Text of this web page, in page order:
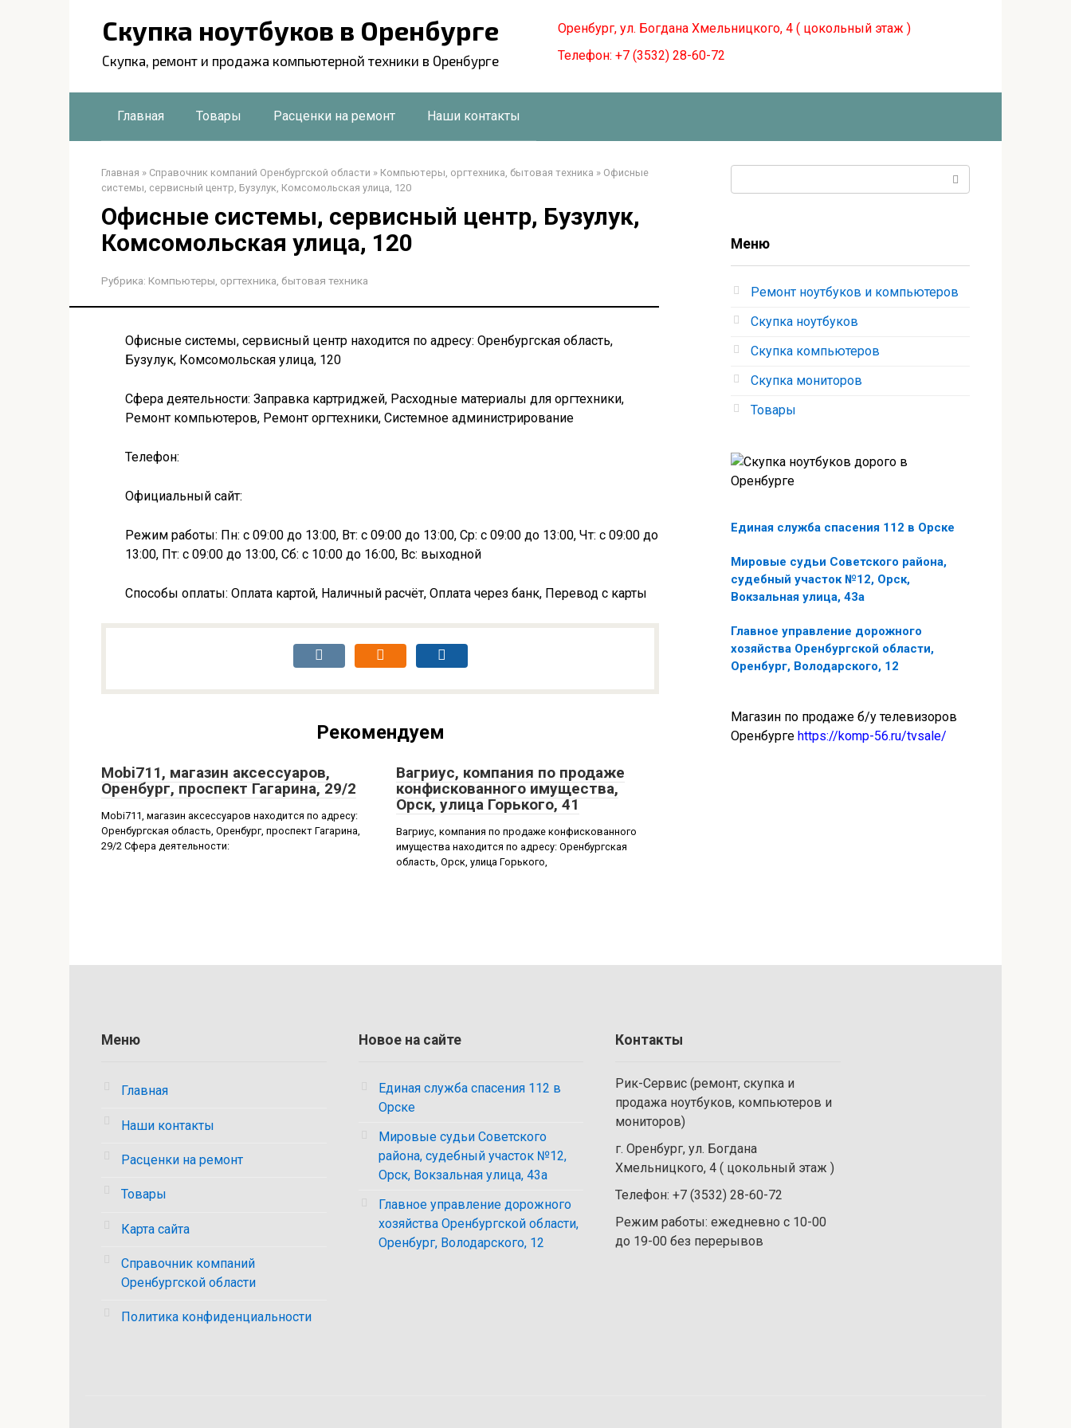
Скупка ноутбуков в Оренбурге
Скупка, ремонт и продажа компьютерной техники в Оренбурге
Оренбург, ул. Богдана Хмельницкого, 4 ( цокольный этаж )
Телефон: +7 (3532) 28-60-72
Главная Товары Расценки на ремонт Наши контакты
Главная » Справочник компаний Оренбургской области » Компьютеры, оргтехника, бытовая техника » Офисные
системы, сервисный центр, Бузулук, Комсомольская улица, 120
Офисные системы, сервисный центр, Бузулук,
Комсомольская улица, 120
Рубрика: Компьютеры, оргтехника, бытовая техника
Офисные системы, сервисный центр находится по адресу: Оренбургская область,
Бузулук, Комсомольская улица, 120
Сфера деятельности: Заправка картриджей, Расходные материалы для оргтехники,
Ремонт компьютеров, Ремонт оргтехники, Системное администрирование
Телефон:
Официальный сайт:
Режим работы: Пн: с 09:00 до 13:00, Вт: с 09:00 до 13:00, Ср: с 09:00 до 13:00, Чт: с 09:00 до
13:00, Пт: с 09:00 до 13:00, Сб: с 10:00 до 16:00, Вс: выходной
Способы оплаты: Оплата картой, Наличный расчёт, Оплата через банк, Перевод с карты
Рекомендуем
Mobi711, магазин аксессуаров,
Оренбург, проспект Гагарина, 29/2
Mobi711, магазин аксессуаров находится по адресу:
Оренбургская область, Оренбург, проспект Гагарина,
29/2 Сфера деятельности:
Вагриус, компания по продаже
конфискованного имущества,
Орск, улица Горького, 41
Вагриус, компания по продаже конфискованного
имущества находится по адресу: Оренбургская
область, Орск, улица Горького,
Меню
Ремонт ноутбуков и компьютеров
Скупка ноутбуков
Скупка компьютеров
Скупка мониторов
Товары
Единая служба спасения 112 в Орске
Мировые судьи Советского района,
судебный участок №12, Орск,
Вокзальная улица, 43а
Главное управление дорожного
хозяйства Оренбургской области,
Оренбург, Володарского, 12
Магазин по продаже б/у телевизоров
Оренбурге https://komp-56.ru/tvsale/
Меню
Главная
Наши контакты
Расценки на ремонт
Товары
Карта сайта
Справочник компаний
Оренбургской области
Политика конфиденциальности
Новое на сайте
Единая служба спасения 112 в
Орске
Мировые судьи Советского
района, судебный участок №12,
Орск, Вокзальная улица, 43а
Главное управление дорожного
хозяйства Оренбургской области,
Оренбург, Володарского, 12
Контакты
Рик-Сервис (ремонт, скупка и
продажа ноутбуков, компьютеров и
мониторов)
г. Оренбург, ул. Богдана
Хмельницкого, 4 ( цокольный этаж )
Телефон: +7 (3532) 28-60-72
Режим работы: ежедневно с 10-00
до 19-00 без перерывов